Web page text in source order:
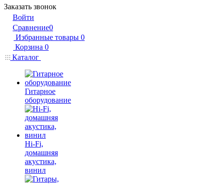
Заказать звонок
Войти
Сравнение0
Избранные товары 0
Корзина 0
Каталог
Гитарное
оборудование
Hi-Fi,
домашняя
акустика,
винил